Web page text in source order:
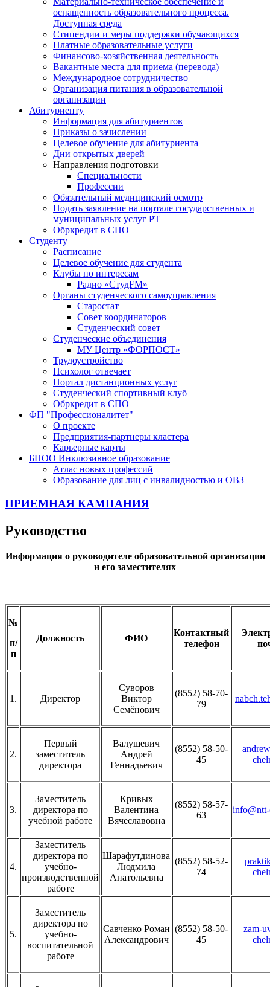
оснащенность образовательного процесса.
Доступная среда
Стипендии и меры поддержки обучающихся
Платные образовательные услуги
Финансово-хозяйственная деятельность
Вакантные места для приема (перевода)
Международное сотрудничество
Организация питания в образовательной
организации
Абитуриенту
Информация для абитуриентов
Приказы о зачислении
Целевое обучение для абитуриента
Дни открытых дверей
Направления подготовки
Специальности
Профессии
Обязательный медицинский осмотр
Подать заявление на портале государственных и
муниципальных услуг РТ
Обркредит в СПО
Студенту
Расписание
Целевое обучение для студента
Клубы по интересам
Радио «СтудFM»
Органы студенческого самоуправления
Старостат
Совет координаторов
Студенческий совет
Студенческие объединения
МУ Центр «ФОРПОСТ»
Трудоустройство
Психолог отвечает
Портал дистанционных услуг
Студенческий спортивный клуб
Обркредит в СПО
ФП "Профессионалитет"
О проекте
Предприятия-партнеры кластера
Карьерные карты
БПОО Инклюзивное образование
Атлас новых профессий
Образование для лиц с инвалидностью и ОВЗ
ПРИЕМНАЯ КАМПАНИЯ
Руководство
Информация о руководителе образовательной организации
и его заместителях
№
п/
п
Должность ФИО
Контактный
телефон
1. Директор
Суворов
Виктор
Семёнович
(8552) 58-70-
79
2.
Первый
заместитель
директора
Валушевич
Андрей
Геннадьевич
(8552) 58-50-
45
3.
Заместитель
директора по
учебной работе
Кривых
Валентина
Вячеславовна
(8552) 58-57-
63
4.
Заместитель
директора по
учебно-
производственной
работе
Шарафутдинова
Людмила
Анатольевна
(8552) 58-52-
74
5.
Заместитель
директора по
учебно-
воспитательной
работе
Савченко Роман
Александрович
(8552) 58-50-
45
zam-